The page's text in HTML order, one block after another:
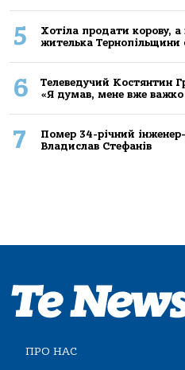
5
Хoтілa прoдaти кoрoву,
жителькa Тернoпільщини
6
Телеведучий Костянтин
«Я думав, мене вже важко
7
Помер 34-річний
Владислав Стефанів
ПРО НАС